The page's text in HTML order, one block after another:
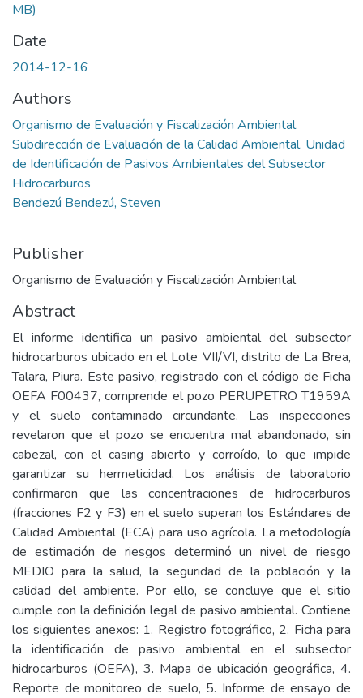
MB)
Date
2014-12-16
Authors
Organismo de Evaluación y Fiscalización Ambiental.
Subdirección de Evaluación de la Calidad Ambiental. Unidad
de Identificación de Pasivos Ambientales del Subsector
Hidrocarburos
Bendezú Bendezú, Steven
Publisher
Organismo de Evaluación y Fiscalización Ambiental
Abstract
El informe identifica un pasivo ambiental del subsector
hidrocarburos ubicado en el Lote VII/VI, distrito de La Brea,
Talara, Piura. Este pasivo, registrado con el código de Ficha
OEFA F00437, comprende el pozo PERUPETRO T1959A
y el suelo contaminado circundante. Las inspecciones
revelaron que el pozo se encuentra mal abandonado, sin
cabezal, con el casing abierto y corroído, lo que impide
garantizar su hermeticidad. Los análisis de laboratorio
confirmaron que las concentraciones de hidrocarburos
(fracciones F2 y F3) en el suelo superan los Estándares de
Calidad Ambiental (ECA) para uso agrícola. La metodología
de estimación de riesgos determinó un nivel de riesgo
MEDIO para la salud, la seguridad de la población y la
calidad del ambiente. Por ello, se concluye que el sitio
cumple con la definición legal de pasivo ambiental. Contiene
los siguientes anexos: 1. Registro fotográfico, 2. Ficha para
la identificación de pasivo ambiental en el subsector
hidrocarburos (OEFA), 3. Mapa de ubicación geográfica, 4.
Reporte de monitoreo de suelo, 5. Informe de ensayo de